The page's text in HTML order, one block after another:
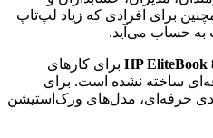
برای افرادی که زیاد لپ‌تاپ
به حساب می‌آید.
HP EliteBook برای کارهای
ساخته نشده است. برای
حرفه‌ای، مدل‌های ورک‌استیشن